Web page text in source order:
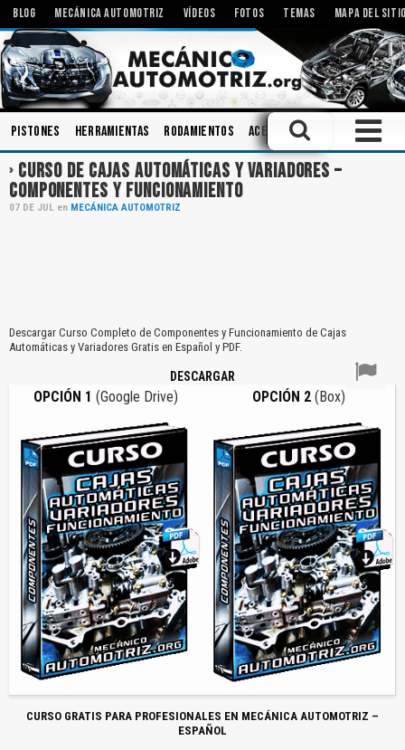
BLOG MECÁNICA AUTOMOTRIZ VÍDEOS FOTOS TEMAS MAPA DEL
Pistones Herramientas Rodamientos Aceites Amortiguadores
CURSO DE CAJAS AUTOMÁTICAS Y VARIADORES –
COMPONENTES Y FUNCIONAMIENTO
07 DE JUL en MECÁNICA AUTOMOTRIZ
Descargar Curso Completo de Componentes y Funcionamiento de Cajas
Automáticas y Variadores Gratis en Español y PDF.
DESCARGAR
OPCIÓN 1 (Google Drive) OPCIÓN 2(Box)
CURSO GRATIS PARA PROFESIONALES EN MECÁNICA AUTOMOTRIZ –
ESPAÑOL